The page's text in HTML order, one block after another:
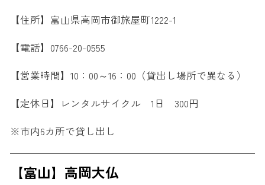
【住所】富山県高岡市御旅屋町1222-1
【電話】0766-20-0555
【営業時間】10：00～16：00（貸出し場所で異なる）
【定休日】レンタルサイクル 1日 300円
※市内6カ所で貸し出し
【富山】高岡大仏